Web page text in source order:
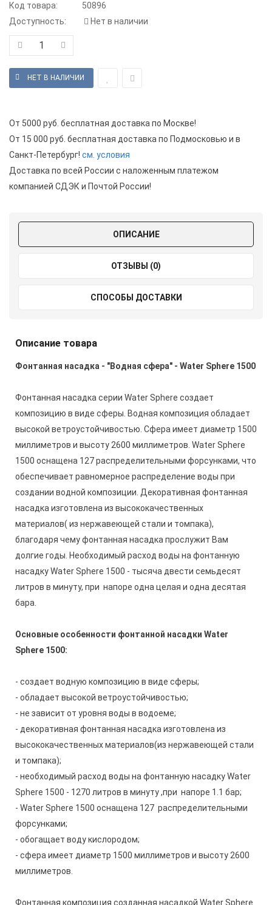
Код товара:
50896
Доступность:
Нет в наличии
От 5000 руб. бесплатная доставка по Москве!
От 15 000 руб. бесплатная доставка по Подмосковью и в
Санкт-Петербург! см. условия
Доставка по всей России с наложенным платежом
компанией СДЭК и Почтой России!
ОПИСАНИЕ
ОТЗЫВЫ (0)
СПОСОБЫ ДОСТАВКИ
Описание товара
Фонтанная насадка - "Водная сфера" - Water Sphere 1500
Фонтанная насадка серии Water Sphere создает
композицию в виде сферы. Водная композиция обладает
высокой ветроустойчивостью. Сфера имеет диаметр 1500
миллиметров и высоту 2600 миллиметров. Water Sphere
1500 оснащена 127 распределительными форсунками, что
обеспечивает равномерное распределение воды при
создании водной композиции. Декоративная фонтанная
насадка изготовлена из высококачественных
материалов( из нержавеющей стали и томпака),
благодаря чему фонтанная насадка прослужит Вам
долгие годы. Необходимый расход воды на фонтанную
насадку Water Sphere 1500 - тысяча двести семьдесят
литров в минуту, при напоре одна целая и одна десятая
бара.
Основные особенности фонтанной насадки Water
Sphere 1500:
- создает водную композицию в виде сферы;
- обладает высокой ветроустойчивостью;
- не зависит от уровня воды в водоеме;
- декоративная фонтанная насадка изготовлена из
высококачественных материалов(из нержавеющей стали
и томпака);
- необходимый расход воды на фонтанную насадку Water
Sphere 1500 - 1270 литров в минуту ,при напоре 1.1 бар;
- Water Sphere 1500 оснащена 127 распределительными
форсунками;
- обогащает воду кислородом;
- сфера имеет диаметр 1500 миллиметров и высоту 2600
миллиметров.
Фонтанная композиция созданная насадкой Water Sphere